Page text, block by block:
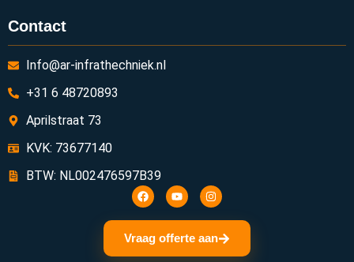
Contact
Info@ar-infrathechniek.nl
+31 6 48720893
Aprilstraat 73
KVK: 73677140
BTW: NL002476597B39
Vraag offerte aan